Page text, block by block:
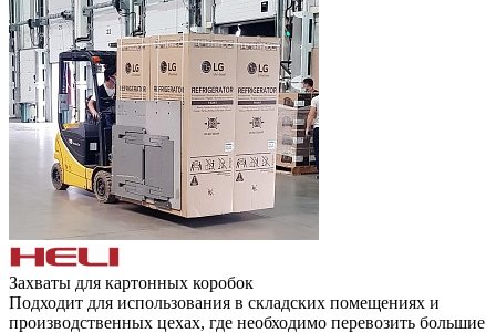
Захваты для картонных коробок
Подходит для использования в складских помещениях и
производственных цехах, где необходимо перевозить большие